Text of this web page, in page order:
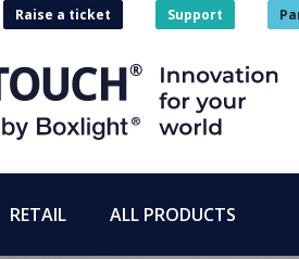
Raise a ticket Support
RETAIL ALL PRODUCTS